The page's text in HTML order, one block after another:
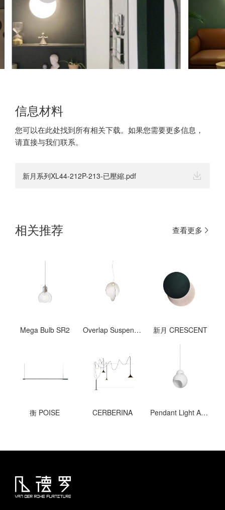
信息材料
您可以在此处找到所有相关下载。如果您需要更多信息，
请直接与我们联系。
新月系列XL44-212P-213-已壓縮.pdf
相关推荐 查看更多
Mega Bulb SR2 Overlap Suspension 1 新月 CRESCENT
衡 POISE CERBERINA Pendant Light A338 “Bilberry“